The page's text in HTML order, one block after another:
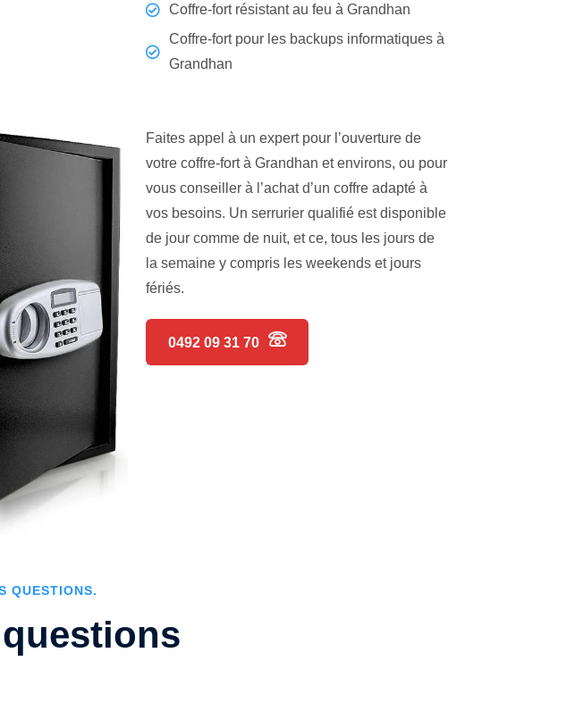
Coffre-fort résistant au feu à Grandhan
Coffre-fort pour les backups informatiques à
Grandhan
Faites appel à un expert pour l’ouverture de
votre coffre-fort à Grandhan et environs, ou pour
vous conseiller à l’achat d’un coffre adapté à
vos besoins. Un serrurier qualifié est disponible
de jour comme de nuit, et ce, tous les jours de
la semaine y compris les weekends et jours
fériés.
0492 09 31 70
QUESTIONS.